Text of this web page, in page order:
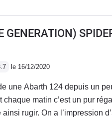
une sonorité rauque,
vite avec cet échappement,
un bourrin.Parfaite sur
arrière mais vraiment très
arrière livré de
de l'occasion et une côte qui
de la disparition
GENERATION)
le 16/12/2020
une Abarth 124 depuis un
chaque matin c’est un pur
ainsi rugir. On a l’impression